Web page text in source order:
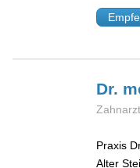
Dr.
Zahnarzt
Praxis
Alter